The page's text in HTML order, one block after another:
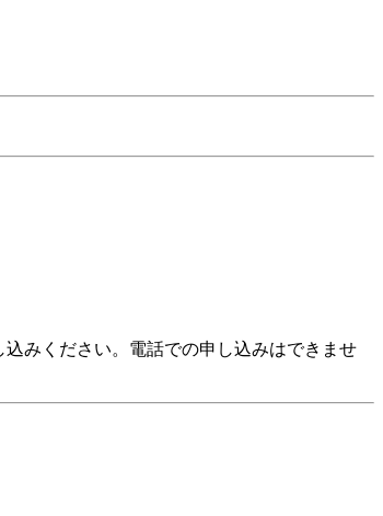
みください。電話での申し込みはできませ